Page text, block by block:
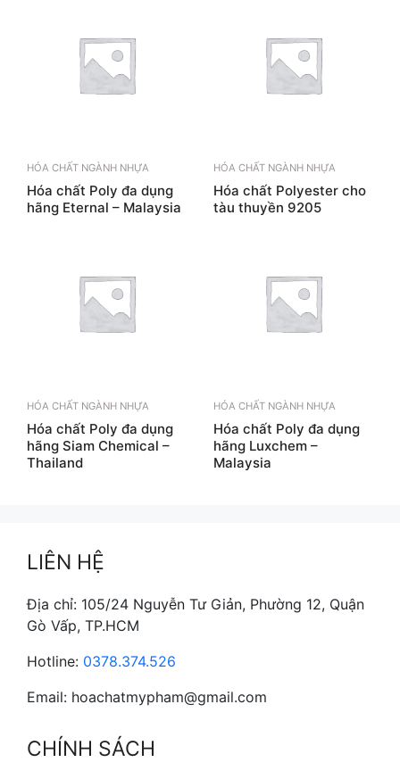
HÓA CHẤT NGÀNH NHỰA
Hóa chất Poly đa dụng
hãng Eternal – Malaysia
HÓA CHẤT NGÀNH NHỰA
Hóa chất Polyester cho
tàu thuyền 9205
HÓA CHẤT NGÀNH NHỰA
Hóa chất Poly đa dụng
hãng Siam Chemical –
Thailand
HÓA CHẤT NGÀNH NHỰA
Hóa chất Poly đa dụng
hãng Luxchem –
Malaysia
LIÊN HỆ
Địa chỉ: 105/24 Nguyễn Tư Giản, Phường 12, Quận
Gò Vấp, TP.HCM
Hotline: 0378.374.526
Email: hoachatmypham@gmail.com
CHÍNH SÁCH